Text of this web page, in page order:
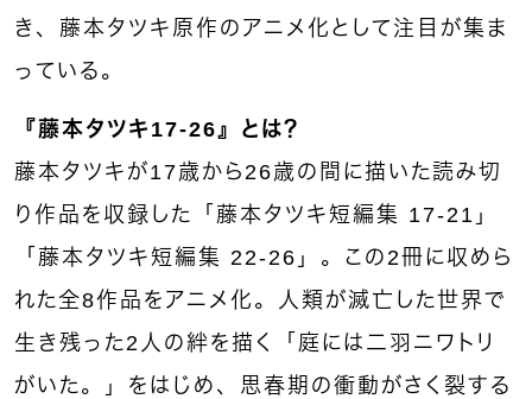
き、藤本タツキ原作のアニメ化として注目が集ま
っている。
『藤本タツキ17-26』とは？
藤本タツキが17歳から26歳の間に描いた読み切
り作品を収録した「藤本タツキ短編集 17-21」
「藤本タツキ短編集 22-26」。この2冊に収めら
れた全8作品をアニメ化。人類が滅亡した世界で
生き残った2人の絆を描く「庭には二羽ニワトリ
がいた。」をはじめ、思春期の衝動がさく裂する